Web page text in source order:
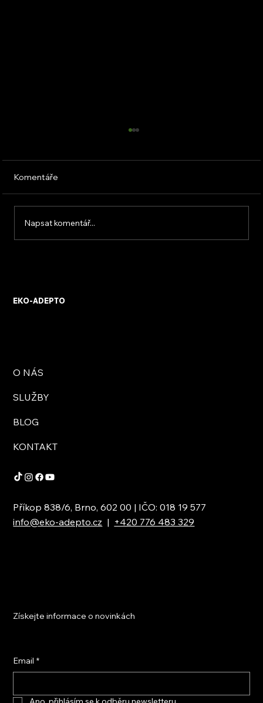
Komentáře
Napsat komentář...
EKO-ADEPTO
O NÁS
SLUŽBY
BLOG
KONTAKT
Příkop 838/6, Brno, 602 00 | IČO: 018 19 577
info@eko-adepto.cz | +420 776 483 329
Získejte informace o novinkách
Email *